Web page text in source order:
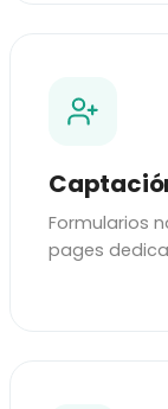
Formularios
pages